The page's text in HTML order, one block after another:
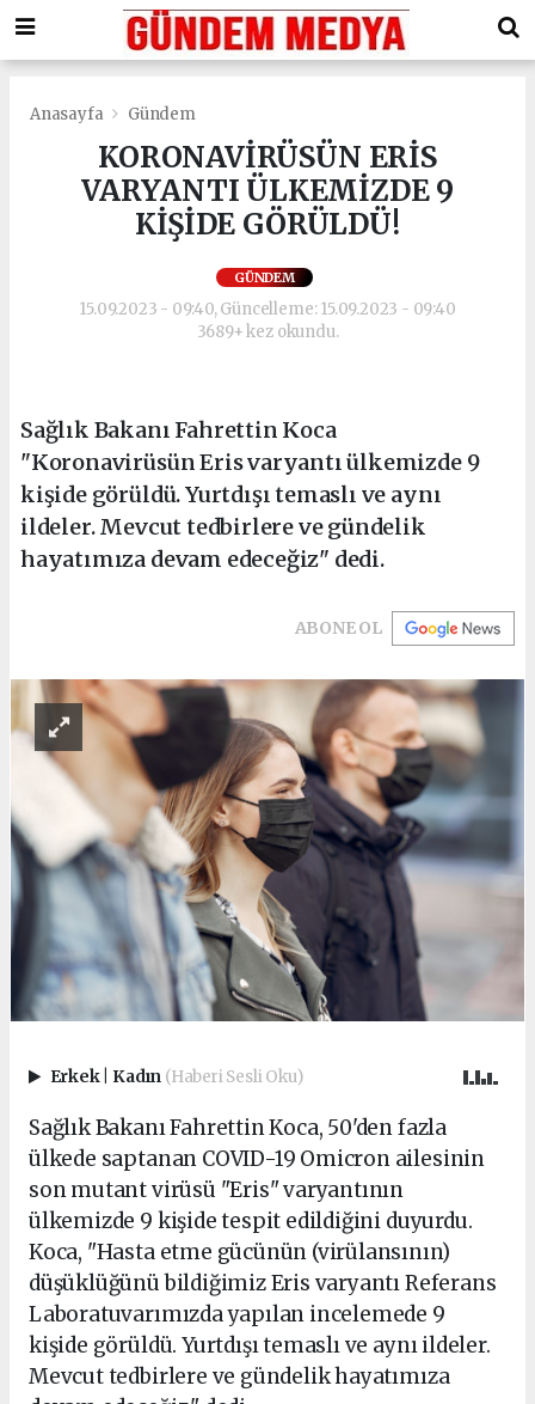
Anasayfa Gündem
KORONAVİRÜSÜN ERİS
VARYANTI ÜLKEMİZDE 9
KİŞİDE GÖRÜLDÜ!
GÜNDEM
15.09.2023 - 09:40, Güncelleme: 15.09.2023 - 09:40
3689+ kez okundu.
Sağlık Bakanı Fahrettin Koca
"Koronavirüsün Eris varyantı ülkemizde 9
kişide görüldü. Yurtdışı temaslı ve aynı
ildeler. Mevcut tedbirlere ve gündelik
hayatımıza devam edeceğiz" dedi.
ABONE OL
Erkek Kadın (Haberi Sesli Oku)
Sağlık Bakanı Fahrettin Koca, 50'den fazla
ülkede saptanan COVID-19 Omicron ailesinin
son mutant virüsü "Eris" varyantının
ülkemizde 9 kişide tespit edildiğini duyurdu.
Koca, "Hasta etme gücünün (virülansının)
düşüklüğünü bildiğimiz Eris varyantı Referans
Laboratuvarımızda yapılan incelemede 9
kişide görüldü. Yurtdışı temaslı ve aynı ildeler.
Mevcut tedbirlere ve gündelik hayatımıza